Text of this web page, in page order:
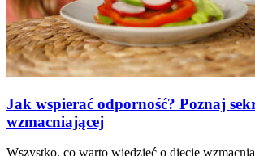
Jak wspierać odporność? Poznaj
wzmacniającej
Wszystko, co warto wiedzieć o diecie